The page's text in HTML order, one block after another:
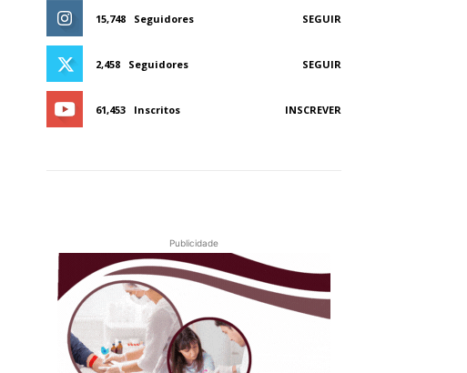
15,748 Seguidores SEGUIR
2,458 Seguidores SEGUIR
61,453 Inscritos INSCREVER
Publicidade